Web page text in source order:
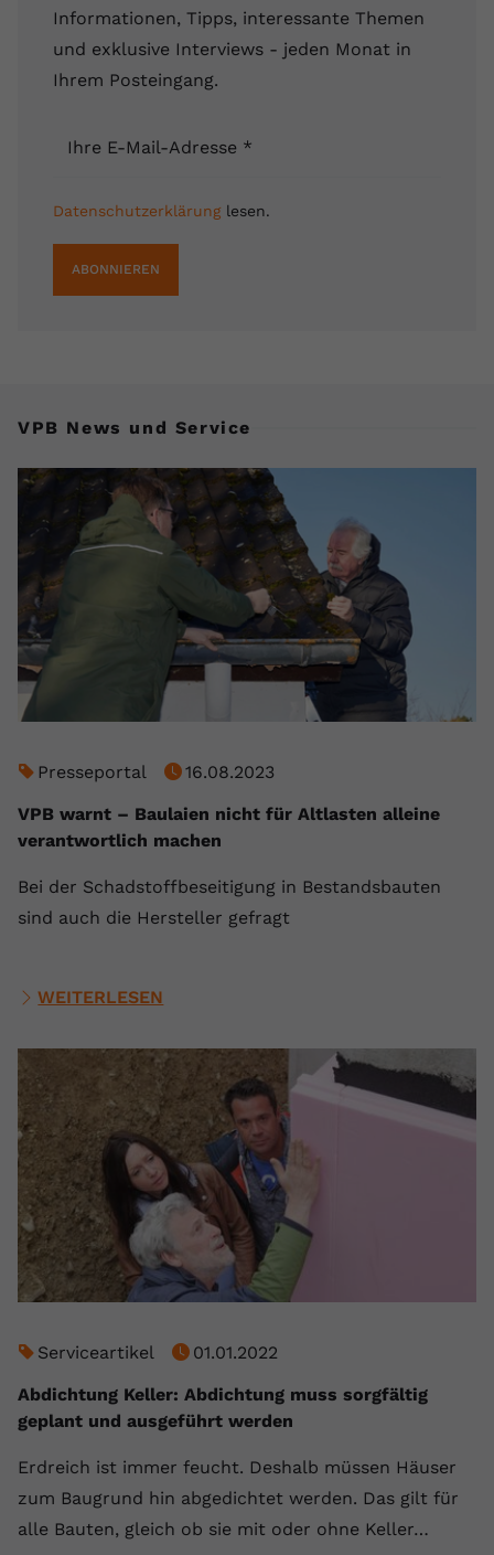
Informationen, Tipps, interessante Themen
und exklusive Interviews - jeden Monat in
Ihrem Posteingang.
Ihre E-Mail-Adresse *
Datenschutzerklärunglesen.
ABONNIEREN
VPB News und Service
Presseportal
16.08.2023
VPB warnt – Baulaien nicht für Altlasten alleine
verantwortlich machen
Bei der Schadstoffbeseitigung in Bestandsbauten
sind auch die Hersteller gefragt
WEITERLESEN
Serviceartikel
01.01.2022
Abdichtung Keller: Abdichtung muss sorgfältig
geplant und ausgeführt werden
Erdreich ist immer feucht. Deshalb müssen Häuser
zum Baugrund hin abgedichtet werden. Das gilt für
alle Bauten, gleich ob sie mit oder ohne Keller…